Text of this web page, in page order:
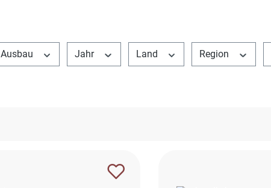
Ausbau Jahr Land Region